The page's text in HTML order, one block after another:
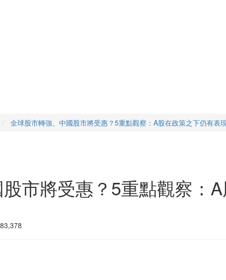
全球股市轉強、中國股市將受惠？5重點觀察：A股在政策之下仍有表
市將受惠？5重點觀察：